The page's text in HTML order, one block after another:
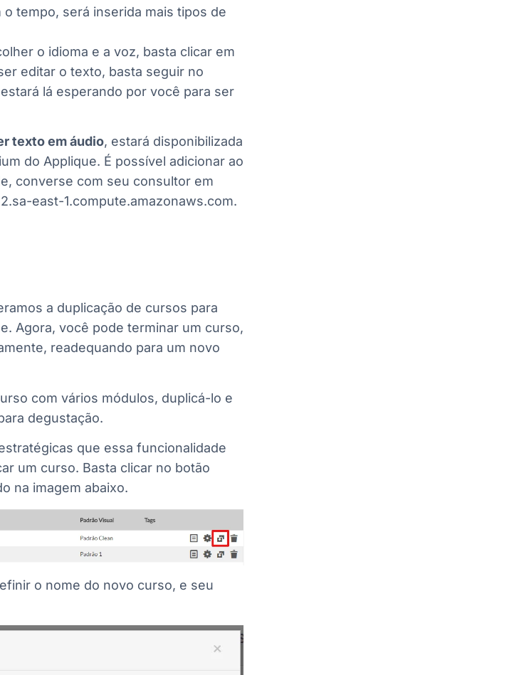
tempo, será inserida mais tipos de
o idioma e a voz, basta clicar em
editar o texto, basta seguir no
lá esperando por você para ser
texto em áudio, estará disponibilizada
do Applique. É possível adicionar ao
converse com seu consultor em
east-1.compute.amazonaws.com.
a duplicação de cursos para
Agora, você pode terminar um curso,
readequando para um novo
com vários módulos, duplicá-lo e
degustação.
que essa funcionalidade
um curso. Basta clicar no botão
na imagem abaixo.
o nome do novo curso, e seu